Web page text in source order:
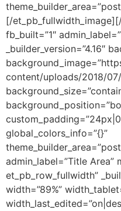
[/
fb_built=”1″
_builder_version=”4.16″
content/uploads/2018/07/
global_colors_info=”{}”
admin_label=”Title Area”
et_pb_row_fullwidth”
width=”89%”